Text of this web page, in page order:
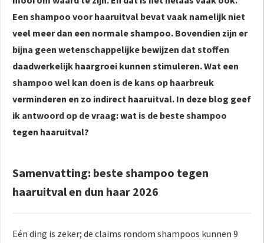
Een shampoo voor haaruitval bevat vaak namelijk niet
veel meer dan een normale shampoo. Bovendien zijn er
bijna geen wetenschappelijke bewijzen dat stoffen
daadwerkelijk haargroei kunnen stimuleren. Wat een
shampoo wel kan doen is de kans op haarbreuk
verminderen en zo indirect haaruitval. In deze blog geef
ik antwoord op de vraag: wat is de beste shampoo
tegen haaruitval?
Samenvatting: beste shampoo tegen
haaruitval en dun haar 2026
Eén ding is zeker; de claims rondom shampoos kunnen 9
van
op
te
website-